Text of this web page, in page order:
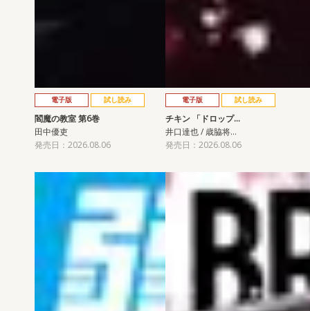
電子版 試し読み
閻魔の教室 第6巻
田中優吏
発売日：2026.08.06
電子版 試し読み
チキン 「ドロップ…
井口達也 / 歳脇将…
発売日：2026.08.06